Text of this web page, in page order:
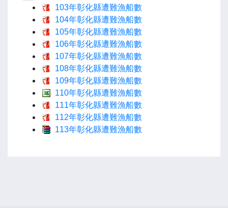
103年彰化縣遭難漁船數
104年彰化縣遭難漁船數
105年彰化縣遭難漁船數
106年彰化縣遭難漁船數
107年彰化縣遭難漁船數
108年彰化縣遭難漁船數
109年彰化縣遭難漁船數
110年彰化縣遭難漁船數
111年彰化縣遭難漁船數
112年彰化縣遭難漁船數
113年彰化縣遭難漁船數